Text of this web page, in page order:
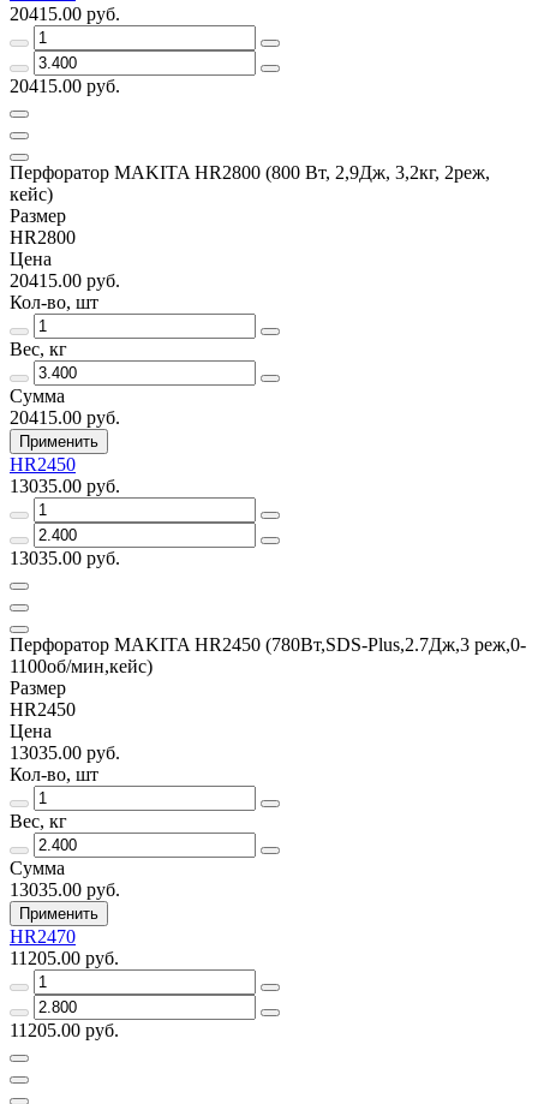
20415.00 руб.
20415.00 руб.
Перфоратор MAKITA HR2800 (800 Вт, 2,9Дж, 3,2кг, 2реж,
кейс)
Размер
HR2800
Цена
20415.00 руб.
Кол-во, шт
Вес, кг
Сумма
20415.00 руб.
Применить
HR2450
13035.00 руб.
13035.00 руб.
Перфоратор MAKITA HR2450 (780Вт,SDS-Plus,2.7Дж,3 реж,0-
1100об/мин,кейс)
Размер
HR2450
Цена
13035.00 руб.
Кол-во, шт
Вес, кг
Сумма
13035.00 руб.
Применить
HR2470
11205.00 руб.
11205.00 руб.